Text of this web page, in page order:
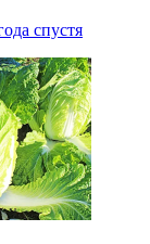
спустя